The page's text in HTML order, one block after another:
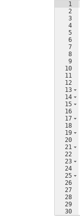
1
2
3
4
5
6
7
8
9
10
11
12
13
14
15
16
17
18
19
20
21
22
23
24
25
26
27
28
29
30